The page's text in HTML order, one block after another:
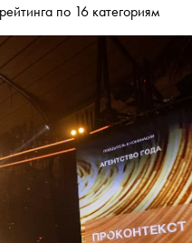
по 16 категориям